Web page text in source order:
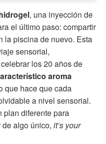
, una inyección de
el último paso: compartir
la piscina de nuevo. Esta
sensorial,
los 20 años de
aroma
que hace que cada
a nivel sensorial.
plan diferente para
de algo único, it’s your